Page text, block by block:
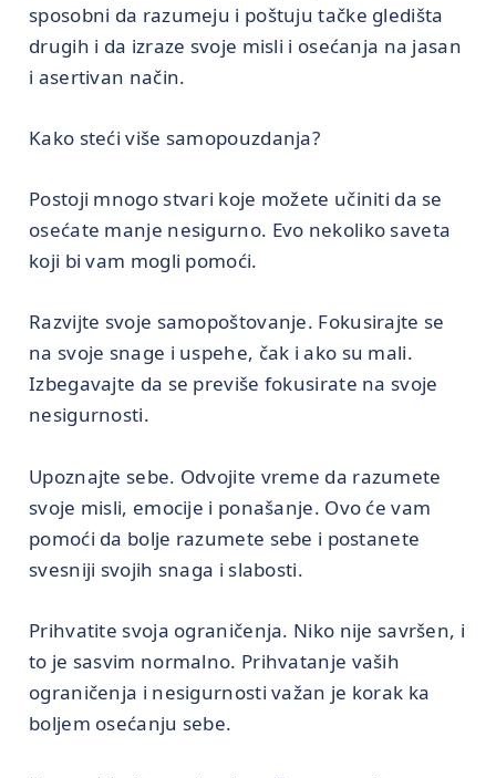
sposobni da razumeju i poštuju tačke gledišta
drugih i da izraze svoje misli i osećanja na jasan
i asertivan način.
Kako steći više samopouzdanja?
Postoji mnogo stvari koje možete učiniti da se
osećate manje nesigurno. Evo nekoliko saveta
koji bi vam mogli pomoći.
Razvijte svoje samopoštovanje. Fokusirajte se
na svoje snage i uspehe, čak i ako su mali.
Izbegavajte da se previše fokusirate na svoje
nesigurnosti.
Upoznajte sebe. Odvojite vreme da razumete
svoje misli, emocije i ponašanje. Ovo će vam
pomoći da bolje razumete sebe i postanete
svesniji svojih snaga i slabosti.
Prihvatite svoja ograničenja. Niko nije savršen, i
to je sasvim normalno. Prihvatanje vaših
ograničenja i nesigurnosti važan je korak ka
boljem osećanju sebe.